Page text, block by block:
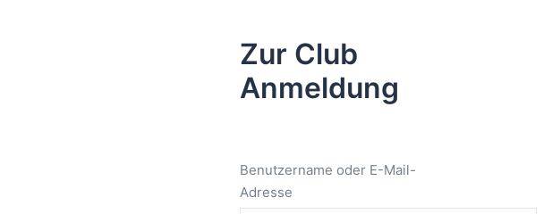
Zur Club
Anmeldung
Benutzername oder E-Mail-
Adresse